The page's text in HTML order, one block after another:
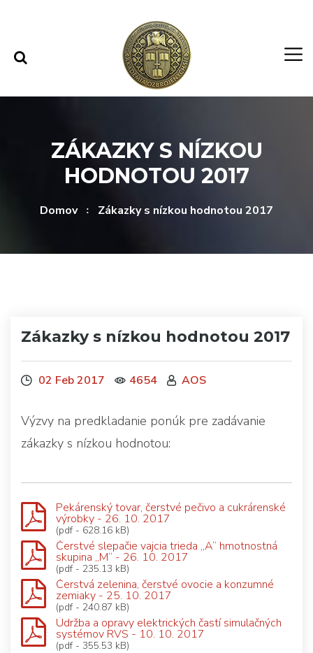
ZÁKAZKY S NÍZKOU
HODNOTOU 2017
Domov Zákazky s nízkou hodnotou 2017
Zákazky s nízkou hodnotou 2017
02 Feb 2017 4654 AOS
Výzvy na predkladanie ponúk pre zadávanie
zákazky s nízkou hodnotou:
Pekárenský tovar, čerstvé pečivo a cukrárenské
výrobky - 26. 10. 2017
(pdf - 628.16 kB)
Čerstvé slepačie vajcia trieda „A“ hmotnostná
skupina „M“ - 26. 10. 2017
(pdf - 235.13 kB)
Čerstvá zelenina, čerstvé ovocie a konzumné
zemiaky - 25. 10. 2017
(pdf - 240.87 kB)
Údržba a opravy elektrických častí simulačných
systémov RVS - 10. 10. 2017
(pdf - 355.53 kB)